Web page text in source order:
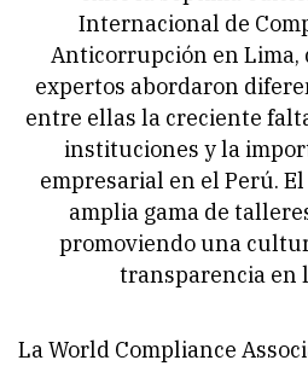
Internacional de
Anticorrupción en Lima,
expertos abordaron
entre ellas la creciente
instituciones y la
empresarial en el Perú.
amplia gama de
promoviendo una
transparencia en
La World Compliance